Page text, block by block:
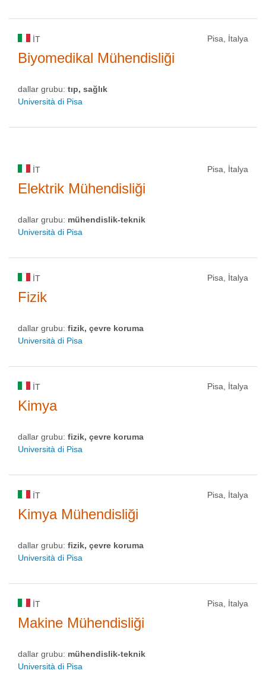
IT Pisa, İtalya
Biyomedikal Mühendisliği
dallar grubu: tıp, sağlık
Università di Pisa
IT Pisa, İtalya
Elektrik Mühendisliği
dallar grubu: mühendislik-teknik
Università di Pisa
IT Pisa, İtalya
Fizik
dallar grubu: fizik, çevre koruma
Università di Pisa
IT Pisa, İtalya
Kimya
dallar grubu: fizik, çevre koruma
Università di Pisa
IT Pisa, İtalya
Kimya Mühendisliği
dallar grubu: fizik, çevre koruma
Università di Pisa
IT Pisa, İtalya
Makine Mühendisliği
dallar grubu: mühendislik-teknik
Università di Pisa